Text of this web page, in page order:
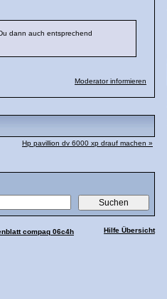
dann auch entsprechend
Moderator informieren
Hp pavillion dv 6000 xp drauf machen »
Hilfe Übersicht
compaq 06c4h